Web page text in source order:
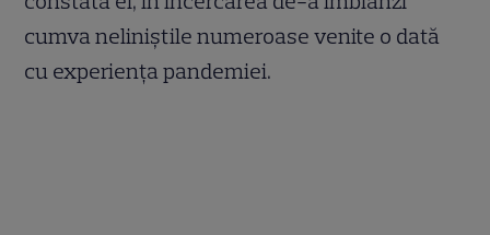
cumva neliniștile numeroase venite o dată
cu experiența pandemiei.